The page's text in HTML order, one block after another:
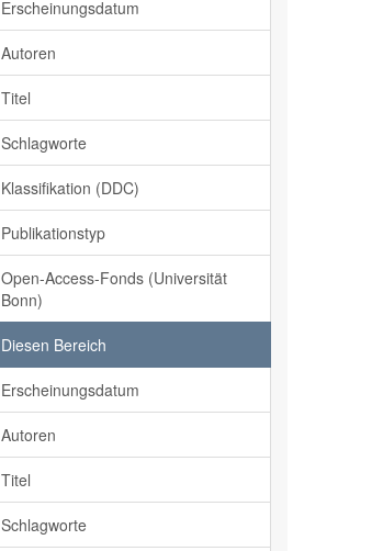
Erscheinungsdatum
Autoren
Titel
Schlagworte
Klassifikation (DDC)
Publikationstyp
Open-Access-Fonds (Universität
Bonn)
Diesen Bereich
Erscheinungsdatum
Autoren
Titel
Schlagworte